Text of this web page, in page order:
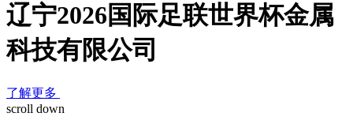
辽宁2026国际足联世界杯金属
科技有限公司
了解更多
scroll down